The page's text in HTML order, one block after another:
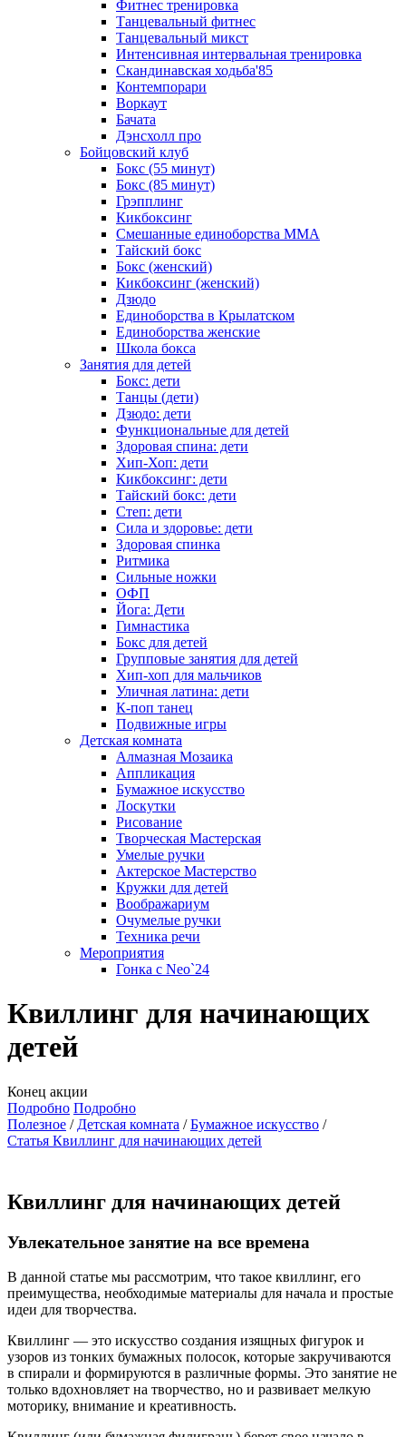
Фитнес тренировка
Танцевальный фитнес
Танцевальный микст
Интенсивная интервальная тренировка
Скандинавская ходьба'85
Контемпорари
Воркаут
Бачата
Дэнсхолл про
Бойцовский клуб
Бокс (55 минут)
Бокс (85 минут)
Грэпплинг
Кикбоксинг
Смешанные единоборства ММА
Тайский бокс
Бокс (женский)
Кикбоксинг (женский)
Дзюдо
Единоборства в Крылатском
Единоборства женские
Школа бокса
Занятия для детей
Бокс: дети
Танцы (дети)
Дзюдо: дети
Функциональные для детей
Здоровая спина: дети
Хип-Хоп: дети
Кикбоксинг: дети
Тайский бокс: дети
Степ: дети
Сила и здоровье: дети
Здоровая спинка
Ритмика
Сильные ножки
ОФП
Йога: Дети
Гимнастика
Бокс для детей
Групповые занятия для детей
Хип-хоп для мальчиков
Уличная латина: дети
К-поп танец
Подвижные игры
Детская комната
Алмазная Мозаика
Аппликация
Бумажное искусство
Лоскутки
Рисование
Творческая Мастерская
Умелые ручки
Актерское Мастерство
Кружки для детей
Воображариум
Очумелые ручки
Техника речи
Мероприятия
Гонка с Neo`24
Квиллинг для начинающих
детей
Конец акции
Подробно Подробно
Полезное
Детская комната
Бумажное искусство
Статья Квиллинг для начинающих детей
Квиллинг для начинающих детей
Увлекательное занятие на все времена
В данной статье мы рассмотрим, что такое квиллинг, его
преимущества, необходимые материалы для начала и простые
идеи для творчества.
Квиллинг — это искусство создания изящных фигурок и
узоров из тонких бумажных полосок, которые закручиваются
в спирали и формируются в различные формы. Это занятие не
только вдохновляет на творчество, но и развивает мелкую
моторику, внимание и креативность.